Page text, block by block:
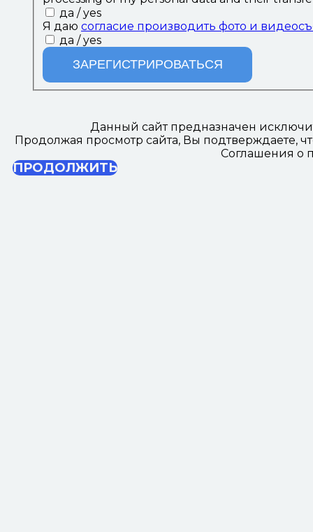
да / yes
Я даю согласие производить фото и
да / yes
ЗАРЕГИСТРИРОВАТЬСЯ
Данный сайт предназначен
Продолжая просмотр сайта, Вы подтверждаете,
Соглашения о
ПРОДОЛЖИТЬ